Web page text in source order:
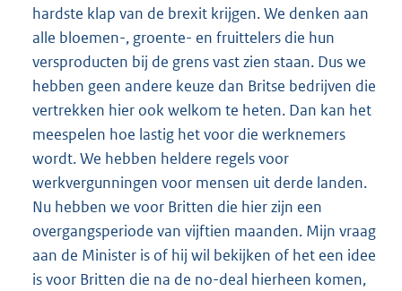
hardste klap van de brexit krijgen. We denken aan
alle bloemen-, groente- en fruittelers die hun
versproducten bij de grens vast zien staan. Dus we
hebben geen andere keuze dan Britse bedrijven die
vertrekken hier ook welkom te heten. Dan kan het
meespelen hoe lastig het voor die werknemers
wordt. We hebben heldere regels voor
werkvergunningen voor mensen uit derde landen.
Nu hebben we voor Britten die hier zijn een
overgangsperiode van vijftien maanden. Mijn vraag
aan de Minister is of hij wil bekijken of het een idee
is voor Britten die na de no-deal hierheen komen,